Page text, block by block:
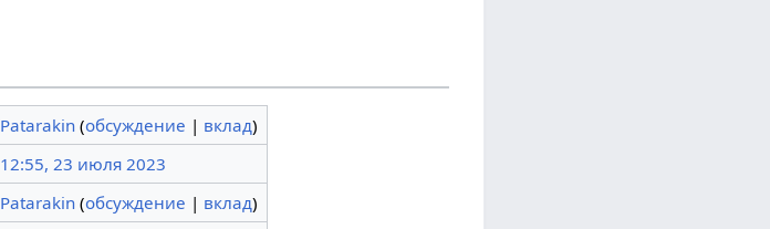
Patarakin (обсуждение | вклад)
12:55, 23 июля 2023
Patarakin (обсуждение | вклад)